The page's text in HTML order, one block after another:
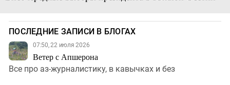
ПОСЛЕДНИЕ ЗАПИСИ В БЛОГАХ
07:50, 22 июля 2026
Ветер с Апшерона
Все про аз-журналистику, в кавычках и без